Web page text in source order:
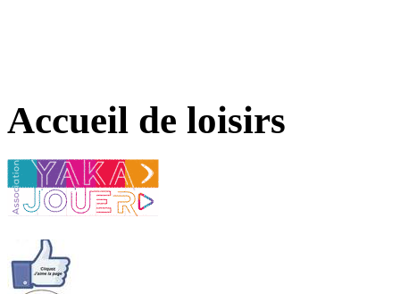
Accueil de loisirs